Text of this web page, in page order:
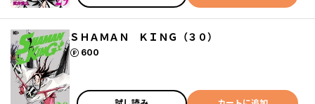
ＳＨＡＭＡＮ ＫＩＮＧ（３０）
600
ポイント